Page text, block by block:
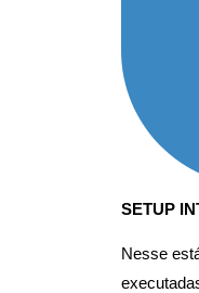
SETUP
Nesse